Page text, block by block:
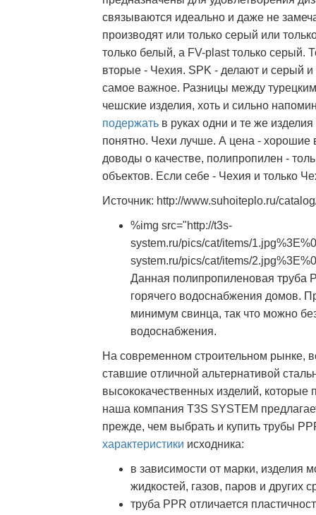
связываются идеально и даже не
производят или только серый или
только белый, а FV-plast только серый.
вторые - Чехия. SPK - делают и серый
самое важное. Разницы между
чешские изделия, хоть и сильно
подержать в руках одни и те же
понятно. Чехи лучше. А цена - хорошие
доводы о качестве, полипропилен -
объектов. Если себе - Чехия и только
Источник: http://www.suhoiteplo.ru/
%img src="http://t3s-
system.ru/pics/cat/items/
system.ru/pics/cat/items/
Данная полипропиленовая труба
горячего водоснабжения домов.
минимум свинца, так что можно
водоснабжения.
На современном строительном рынке,
ставшие отличной альтернативой
высококачественных изделий, которые
наша компания T3S SYSTEM
прежде, чем выбрать и купить трубы
характеристики исходника:
в зависимости от марки, изделия
жидкостей, газов, паров и других
труба PPR отличается